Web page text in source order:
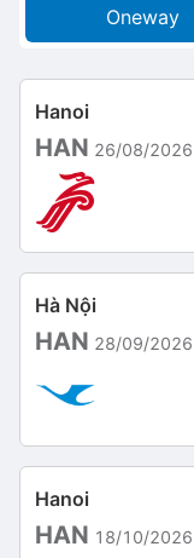
Oneway
Hanoi
HAN 26/08/2026
Hà Nội
HAN 28/09/2026
Hanoi
HAN 18/10/2026